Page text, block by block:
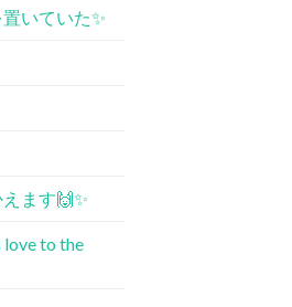
いていた✨
ます🙌✨
to the